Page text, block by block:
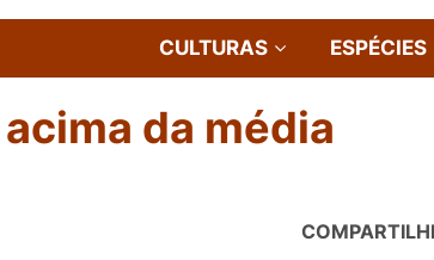
CULTURAS ESPÉCIES
da média